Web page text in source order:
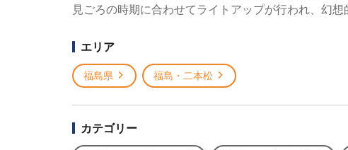
見ごろの時期に合わせてライトアップが行われ、幻
エリア
福島県 福島・二本松
カテゴリー